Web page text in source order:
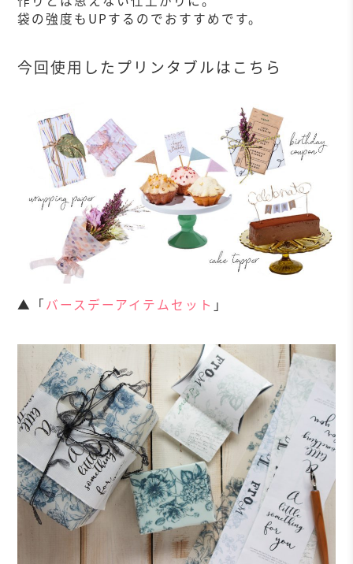
袋の強度もUPするのでおすすめです。
今回使用したプリンタブルはこちら
▲「バースデーアイテムセット 」